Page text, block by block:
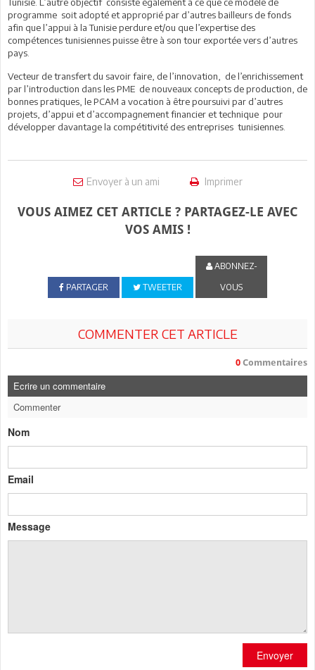
programme soit adopté et approprié par d’autres bailleurs de fonds
afin que l’appui à la Tunisie perdure et/ou que l’expertise des
compétences tunisiennes puisse être à son tour exportée vers d’autres
pays.
Vecteur de transfert du savoir faire, de l’innovation, de l’enrichissement
par l’introduction dans les PME de nouveaux concepts de production, de
bonnes pratiques, le PCAM a vocation à être poursuivi par d’autres
projets, d’appui et d’accompagnement financier et technique pour
développer davantage la compétitivité des entreprises tunisiennes.
Envoyer à un ami Imprimer
VOUS AIMEZ CET ARTICLE ? PARTAGEZ-LE AVEC
VOS AMIS !
PARTAGER TWEETER
ABONNEZ-
VOUS
COMMENTER CET ARTICLE
0 Commentaires
Ecrire un commentaire
Commenter
Nom
Email
Message
Envoyer